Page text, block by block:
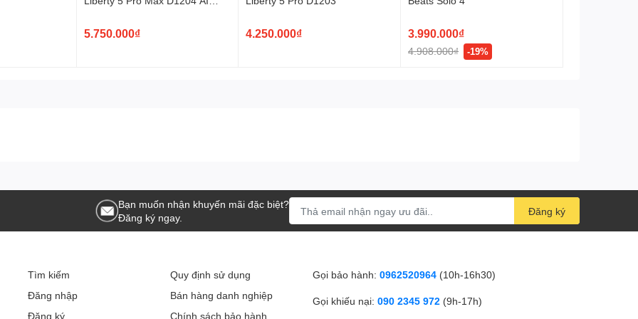
tĩnh, dù bạn đang ở văn phòng, quán cà phê hay trên
cùng bạn.
Tính năng sạc
5.750.000₫ 4.250.000₫ 3.990.000₫
4.908.000₫ -19%
Bạn muốn nhận khuyến mãi đặc biệt?
Đăng ký ngay.
Đăng ký
Tìm kiếm
Đăng nhập
Đăng ký
Quy định sử dụng
Bán hàng danh nghiệp
Chính sách bảo hành
Gọi bảo hành: 0962520964 (10h-16h30)
Gọi khiếu nại: 090 2345 972 (9h-17h)